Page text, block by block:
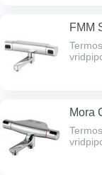
FMM
Mora